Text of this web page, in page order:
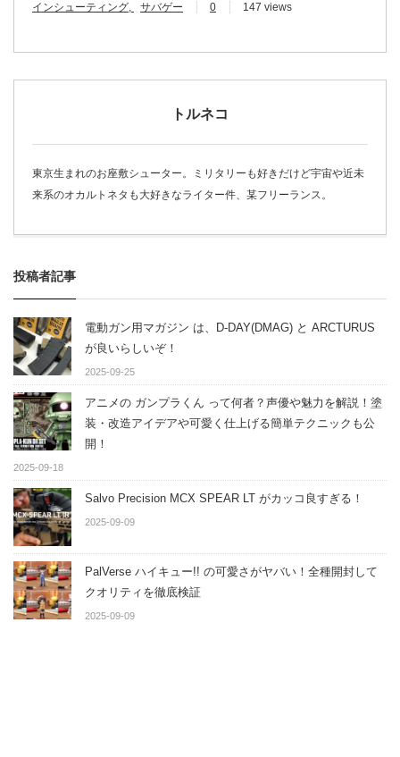
インシューティング
サバゲー 0 147 views
トルネコ
東京生まれのお座敷シューター。ミリタリーも好きだけど宇宙や近未
来系のオカルトネタも大好きなライター件、某フリーランス。
投稿者記事
電動ガン用マガジン は、D-DAY(DMAG) と ARCTURUS
が良いらしいぞ！
2025-09-25
アニメの ガンプラくん って何者？声優や魅力を解説！塗
装・改造アイデアや可愛く仕上げる簡単テクニックも公
開！
2025-09-18
Salvo Precision MCX SPEAR LT がカッコ良すぎる！
2025-09-09
PalVerse ハイキュー!! の可愛さがヤバい！全種開封して
クオリティを徹底検証
2025-09-09